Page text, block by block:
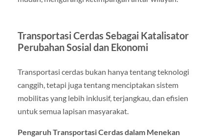
Transportasi Cerdas Sebagai Katalisator
Perubahan Sosial dan Ekonomi
Transportasi cerdas bukan hanya tentang teknologi
canggih, tetapi juga tentang menciptakan sistem
mobilitas yang lebih inklusif, terjangkau, dan efisien
untuk semua lapisan masyarakat.
Pengaruh Transportasi Cerdas dalam Menekan